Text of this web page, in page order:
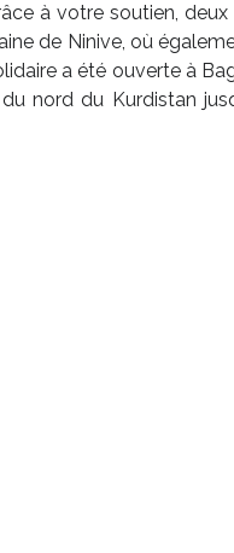
à votre soutien,
de Ninive, où
a été ouverte à
nord du Kurdistan